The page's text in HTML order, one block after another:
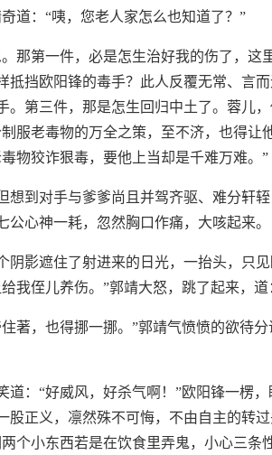
道：“咦，您老人家怎么也知道了？”
那第一件，必是怎生治好我的伤了，这
抵挡欧阳锋的毒手？此人反覆无常、言
。第三件，那是怎生回归中土了。蓉儿
服老毒物的万全之策，至不济，也得让
物狡诈狠毒，要他上当却是千难万难。”
想到对手与爹爹尚且并驾齐驱、难分轩
心神一耗，忽然胸口作痛，大咳起来。
阴影遮住了射进来的日光，一抬头，只
我侄儿养伤。”郭靖大怒，跳了起来，
著，也得挪一挪。”郭靖气愤愤的欲待
道：“好威风，好杀气啊！”欧阳锋一楞
正义，凛然殊不可悔，不由自主的转过
个小东西若是在饮食里弄鬼，小心三条